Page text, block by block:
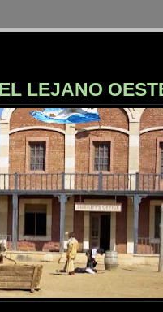
LEJANO